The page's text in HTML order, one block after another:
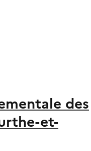
des
et-